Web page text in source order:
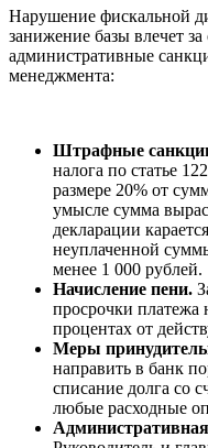
Нарушение фискальной
занижение базы влечет
административные
менеджмента:
Штрафные
налога по статье
размере 20% от
умысле сумма
декларации
неуплаченной
менее 1 000 рублей.
Начисление пени.
просрочки платежа
процентах от
Меры
направить в банк
списание долга со
любые расходные
Административная